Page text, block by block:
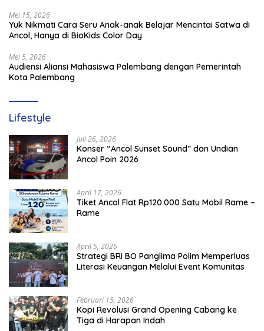
Mei 15, 2026
Yuk Nikmati Cara Seru Anak-anak Belajar Mencintai Satwa di
Ancol, Hanya di BioKids Color Day
Mei 5, 2026
Audiensi Aliansi Mahasiswa Palembang dengan Pemerintah
Kota Palembang
Lifestyle
Juli 26, 2026
Konser “Ancol Sunset Sound” dan Undian
Ancol Poin 2026
April 17, 2026
Tiket Ancol Flat Rp120.000 Satu Mobil Rame –
Rame
April 5, 2026
​Strategi BRI BO Panglima Polim Memperluas
Literasi Keuangan Melalui Event Komunitas
Februari 15, 2026
Kopi Revolusi Grand Opening Cabang ke
Tiga di Harapan Indah